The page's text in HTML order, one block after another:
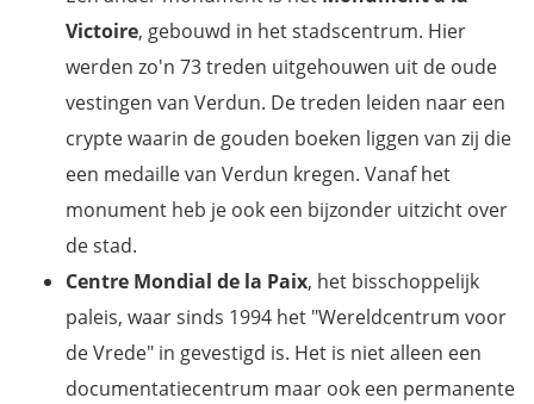
Victoire, gebouwd in het stadscentrum. Hier
werden zo'n 73 treden uitgehouwen uit de oude
vestingen van Verdun. De treden leiden naar een
crypte waarin de gouden boeken liggen van zij die
een medaille van Verdun kregen. Vanaf het
monument heb je ook een bijzonder uitzicht over
de stad.
Centre Mondial de la Paix, het bisschoppelijk
paleis, waar sinds 1994 het "Wereldcentrum voor
de Vrede" in gevestigd is. Het is niet alleen een
documentatiecentrum maar ook een permanente